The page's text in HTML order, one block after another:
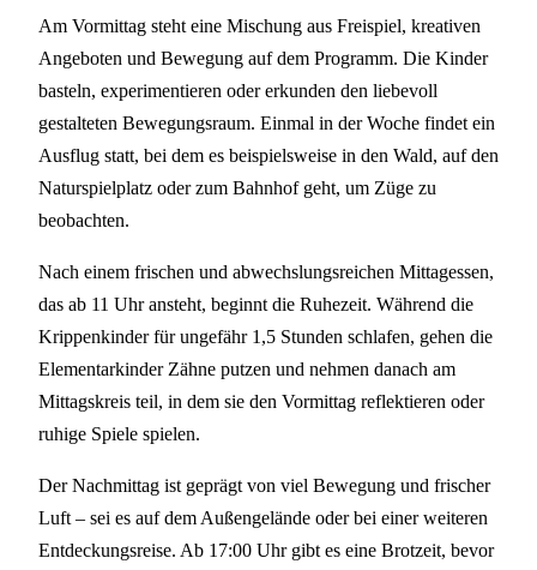
Am Vormittag steht eine Mischung aus Freispiel, kreativen
Angeboten und Bewegung auf dem Programm. Die Kinder
basteln, experimentieren oder erkunden den liebevoll
gestalteten Bewegungsraum. Einmal in der Woche findet ein
Ausflug statt, bei dem es beispielsweise in den Wald, auf den
Naturspielplatz oder zum Bahnhof geht, um Züge zu
beobachten.
Nach einem frischen und abwechslungsreichen Mittagessen,
das ab 11 Uhr ansteht, beginnt die Ruhezeit. Während die
Krippenkinder für ungefähr 1,5 Stunden schlafen, gehen die
Elementarkinder Zähne putzen und nehmen danach am
Mittagskreis teil, in dem sie den Vormittag reflektieren oder
ruhige Spiele spielen.
Der Nachmittag ist geprägt von viel Bewegung und frischer
Luft – sei es auf dem Außengelände oder bei einer weiteren
Entdeckungsreise. Ab 17:00 Uhr gibt es eine Brotzeit, bevor